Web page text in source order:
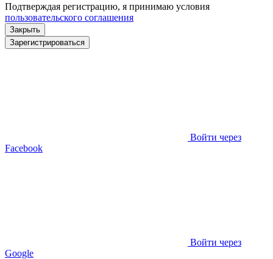
Подтверждая регистрацию, я принимаю условия
пользовательского соглашения
Закрыть
Зарегистрироваться
Войти через
Facebook
Войти через
Google